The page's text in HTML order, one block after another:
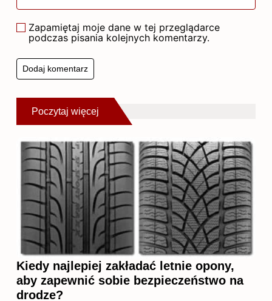
Zapamiętaj moje dane w tej przeglądarce
podczas pisania kolejnych komentarzy.
Poczytaj więcej
Kiedy najlepiej zakładać letnie opony,
aby zapewnić sobie bezpieczeństwo na
drodze?